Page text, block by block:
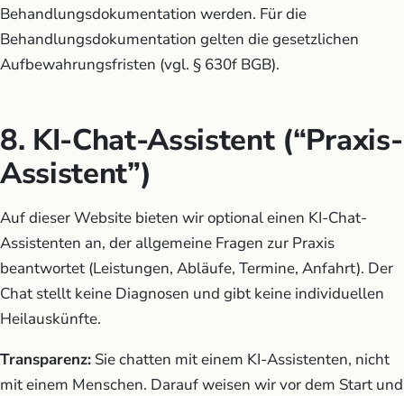
Behandlungsdokumentation werden. Für die
Behandlungsdokumentation gelten die gesetzlichen
Aufbewahrungsfristen (vgl. § 630f BGB).
8. KI-Chat-Assistent (“Praxis-
Assistent”)
Auf dieser Website bieten wir optional einen KI-Chat-
Assistenten an, der allgemeine Fragen zur Praxis
beantwortet (Leistungen, Abläufe, Termine, Anfahrt). Der
Chat stellt keine Diagnosen und gibt keine individuellen
Heilauskünfte.
Transparenz: Sie chatten mit einem KI-Assistenten, nicht
mit einem Menschen. Darauf weisen wir vor dem Start und